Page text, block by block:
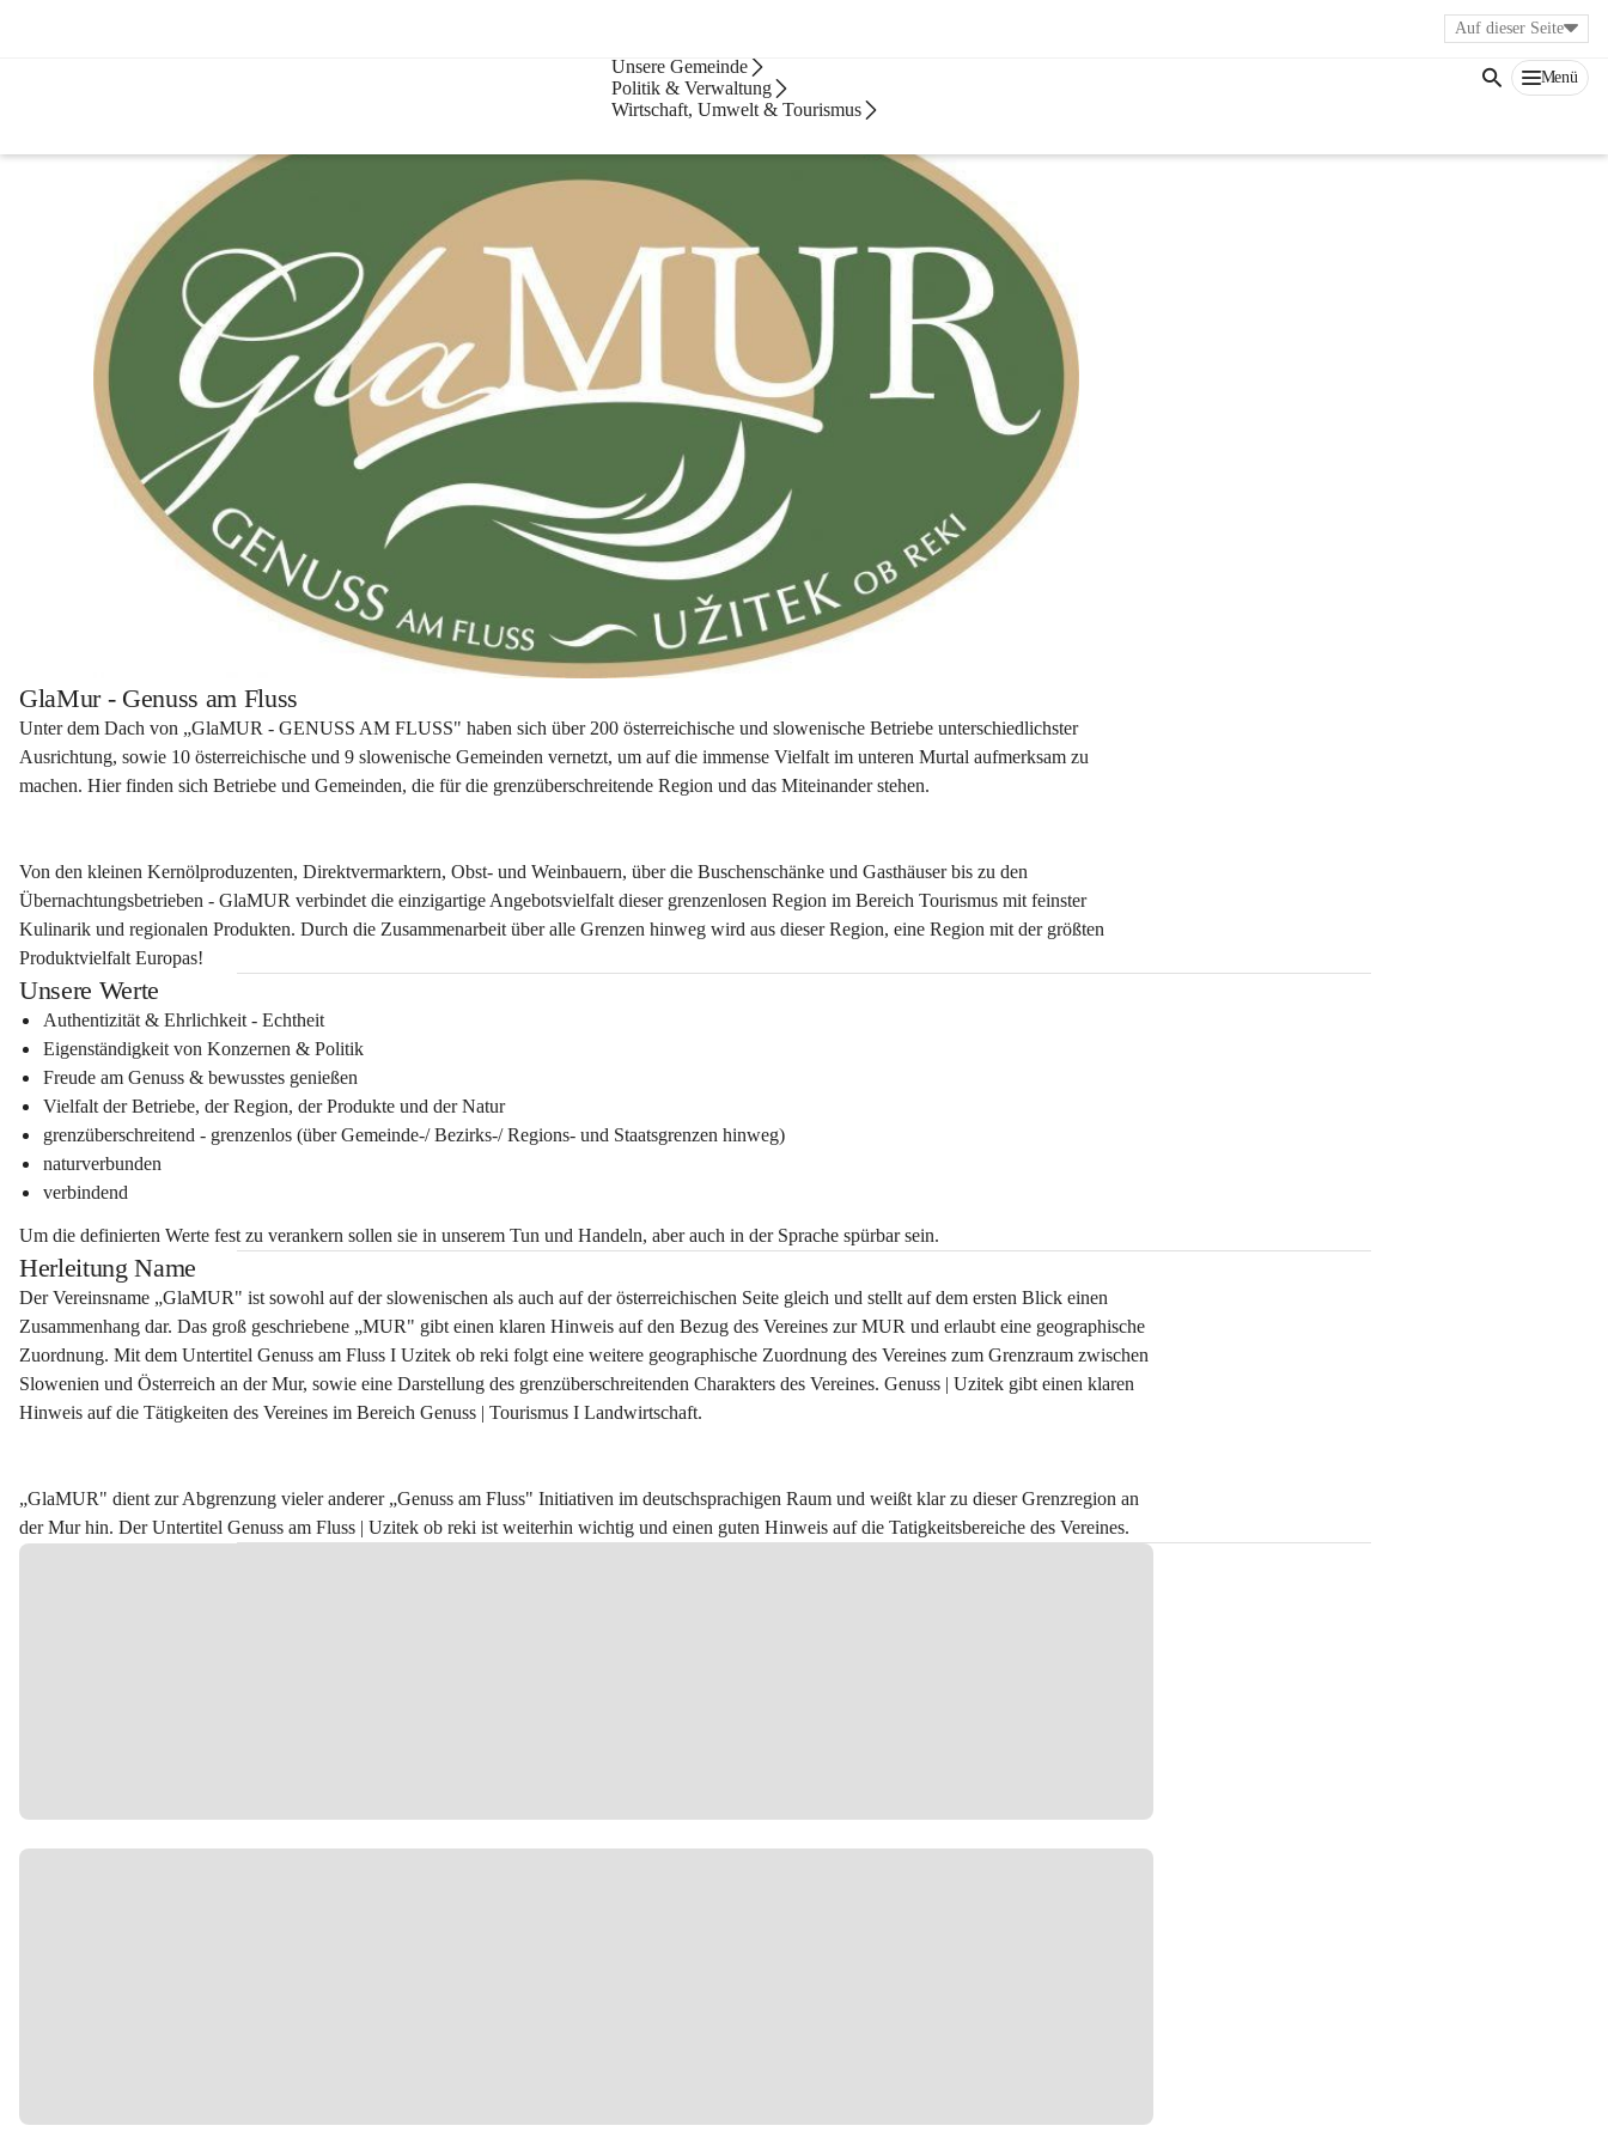
Unsere Gemeinde
Politik & Verwaltung
Wirtschaft, Umwelt & Tourismus
Menü
Auf dieser Seite
GlaMur - Genuss am Fluss
Unter dem Dach von „GlaMUR - GENUSS AM FLUSS" haben sich über 200 österreichische und slowenische Betriebe unterschiedlichster
Ausrichtung, sowie 10 österreichische und 9 slowenische Gemeinden vernetzt, um auf die immense Vielfalt im unteren Murtal aufmerksam zu
machen. Hier finden sich Betriebe und Gemeinden, die für die grenzüberschreitende Region und das Miteinander stehen.
Von den kleinen Kernölproduzenten, Direktvermarktern, Obst- und Weinbauern, über die Buschenschänke und Gasthäuser bis zu den
Übernachtungsbetrieben - GlaMUR verbindet die einzigartige Angebotsvielfalt dieser grenzenlosen Region im Bereich Tourismus mit feinster
Kulinarik und regionalen Produkten. Durch die Zusammenarbeit über alle Grenzen hinweg wird aus dieser Region, eine Region mit der größten
Produktvielfalt Europas!
Unsere Werte
Authentizität & Ehrlichkeit - Echtheit
Eigenständigkeit von Konzernen & Politik
Freude am Genuss & bewusstes genießen
Vielfalt der Betriebe, der Region, der Produkte und der Natur
grenzüberschreitend - grenzenlos (über Gemeinde-/ Bezirks-/ Regions- und Staatsgrenzen hinweg)
naturverbunden
verbindend
Um die definierten Werte fest zu verankern sollen sie in unserem Tun und Handeln, aber auch in der Sprache spürbar sein.
Herleitung Name
Der Vereinsname „GlaMUR" ist sowohl auf der slowenischen als auch auf der österreichischen Seite gleich und stellt auf dem ersten Blick einen
Zusammenhang dar. Das groß geschriebene „MUR" gibt einen klaren Hinweis auf den Bezug des Vereines zur MUR und erlaubt eine geographische
Zuordnung. Mit dem Untertitel Genuss am Fluss I Uzitek ob reki folgt eine weitere geographische Zuordnung des Vereines zum Grenzraum zwischen
Slowenien und Österreich an der Mur, sowie eine Darstellung des grenzüberschreitenden Charakters des Vereines. Genuss | Uzitek gibt einen klaren
Hinweis auf die Tätigkeiten des Vereines im Bereich Genuss | Tourismus I Landwirtschaft.
„GlaMUR" dient zur Abgrenzung vieler anderer „Genuss am Fluss" Initiativen im deutschsprachigen Raum und weißt klar zu dieser Grenzregion an
der Mur hin. Der Untertitel Genuss am Fluss | Uzitek ob reki ist weiterhin wichtig und einen guten Hinweis auf die Tatigkeitsbereiche des Vereines.